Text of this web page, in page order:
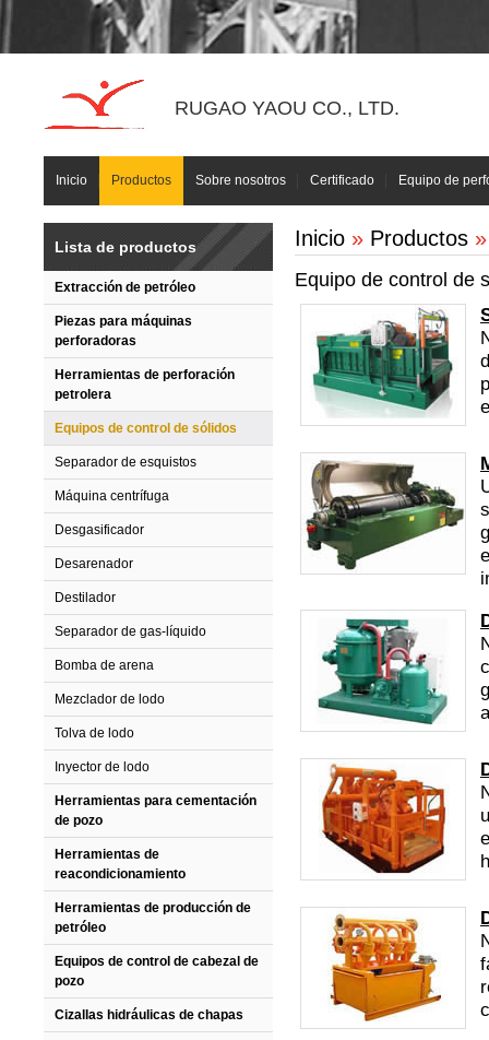
RUGAO YAOU CO., LTD.
Inicio Productos Sobre nosotros Certificado Equipo de
Lista de productos
Extracción de petróleo
Piezas para máquinas
perforadoras
Herramientas de perforación
petrolera
Equipos de control de sólidos
Separador de esquistos
Máquina centrífuga
Desgasificador
Desarenador
Destilador
Separador de gas-líquido
Bomba de arena
Mezclador de lodo
Tolva de lodo
Inyector de lodo
Herramientas para cementación
de pozo
Herramientas de
reacondicionamiento
Herramientas de producción de
petróleo
Equipos de control de cabezal de
pozo
Cizallas hidráulicas de chapas
Inicio » Productos
Equipo de control de